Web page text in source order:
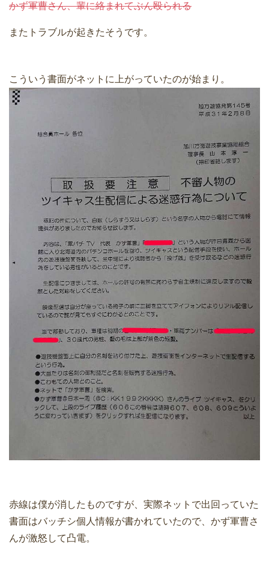
かず軍曹さん、輩に絡まれてぶん殴られる
またトラブルが起きたそうです。
こういう書面がネットに上がっていたのが始まり。
赤線は僕が消したものですが、実際ネットで出回っていた
書面はバッチシ個人情報が書かれていたので、かず軍曹さ
んが激怒して凸電。